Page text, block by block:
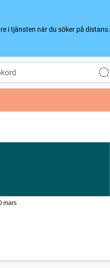
i tjänsten när du söker på distans.
mars